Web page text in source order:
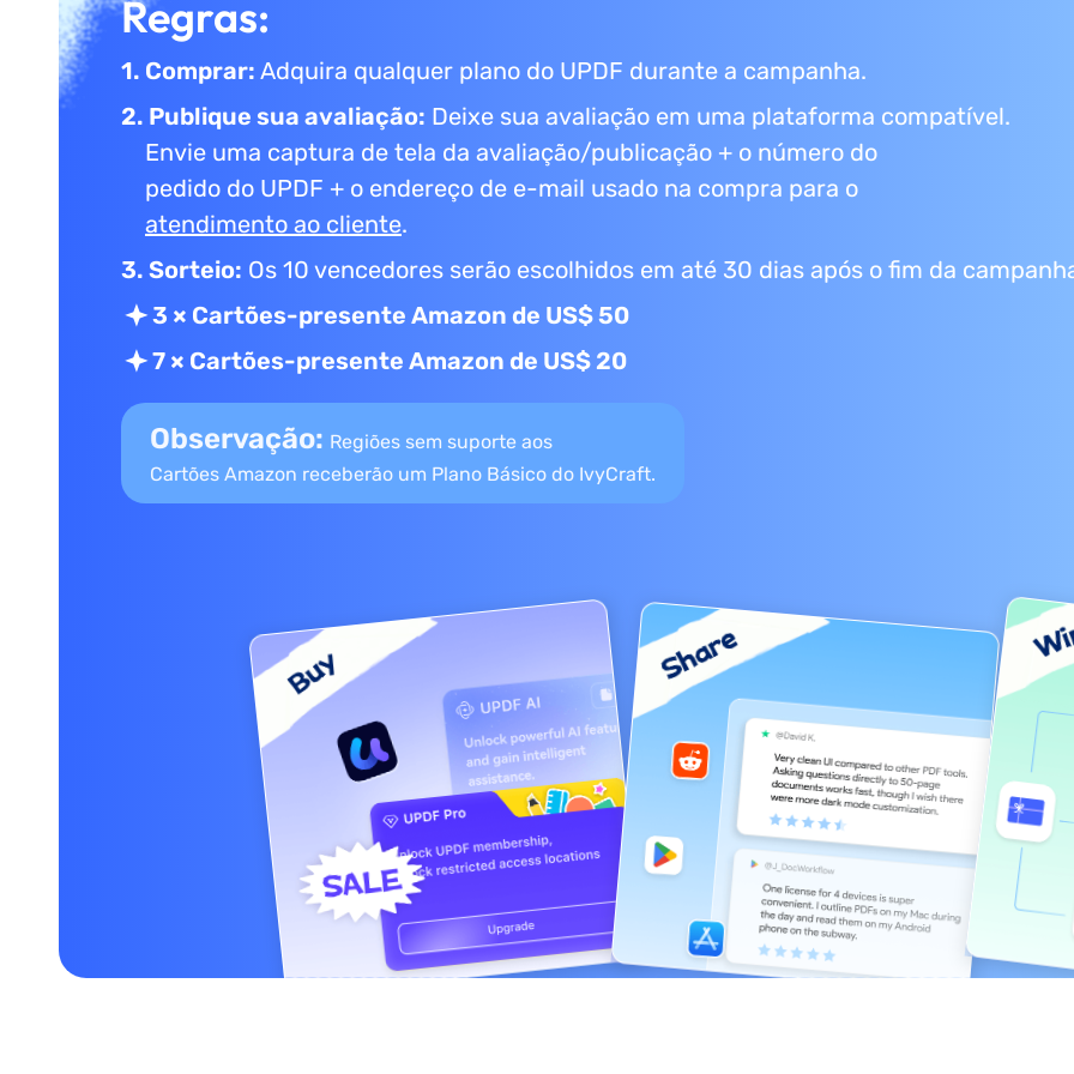
Regras:
1. Comprar: Adquira qualquer plano do UPDF durante a campanha.
2. Publique sua avaliação: Deixe sua avaliação em uma plataforma compatível.
Envie uma captura de tela da avaliação/publicação + o número do
pedido do UPDF + o endereço de e-mail usado na compra para o
atendimento ao cliente.
3. Sorteio: Os 10 vencedores serão escolhidos em até 30 dias após o fim da
3 × Cartões-presente Amazon de US$ 50
7 × Cartões-presente Amazon de US$ 20
Observação: Regiões sem suporte aos
Cartões Amazon receberão um Plano Básico do IvyCraft.